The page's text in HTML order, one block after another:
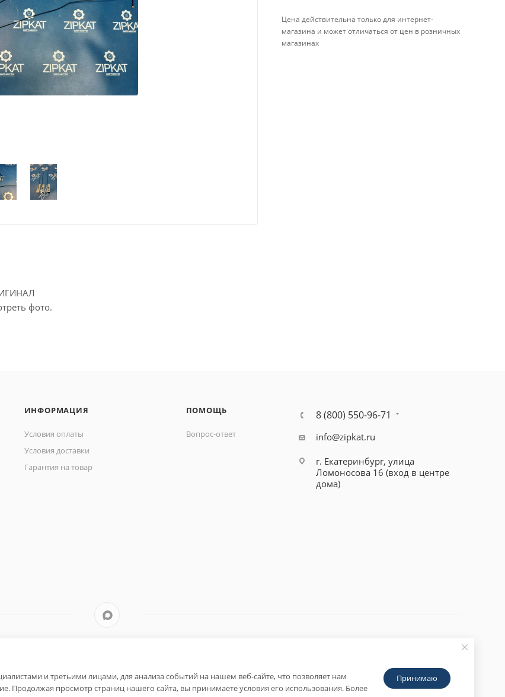
фото.
Цена действительна только для интернет-
магазина и может отличаться от цен в розничных
магазинах
ИНФОРМАЦИЯ
Условия оплаты
Условия доставки
Гарантия на товар
ПОМОЩЬ
Вопрос-ответ
8 (800) 550-96-71
info@zipkat.ru
г. Екатеринбург, улица
Ломоносова 16 (вход в центре
дома)
и третьими лицами, для анализа событий на нашем веб-сайте, что позволяет нам
Продолжая просмотр страниц нашего сайта, вы принимаете условия его использования. Более
Принимаю